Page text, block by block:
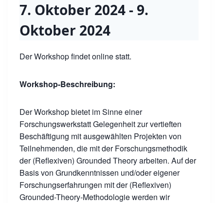
7. Oktober 2024- 9.
Oktober 2024
Der Workshop findet online statt.
Workshop-Beschreibung:
Der Workshop bietet im Sinne einer
Forschungswerkstatt Gelegenheit zur vertieften
Beschäftigung mit ausgewählten Projekten von
Teilnehmenden, die mit der Forschungsmethodik
der (Reflexiven) Grounded Theory arbeiten. Auf der
Basis von Grundkenntnissen und/oder eigener
Forschungserfahrungen mit der (Reflexiven)
Grounded-Theory-Methodologie werden wir